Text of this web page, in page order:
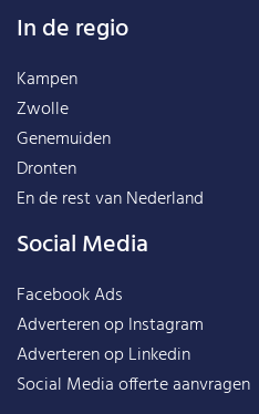
In de regio
Kampen
Zwolle
Genemuiden
Dronten
En de rest vanNederland
Social Media
Facebook Ads
Adverteren op Instagram
Adverteren op Linkedin
Social Media offerte aanvragen